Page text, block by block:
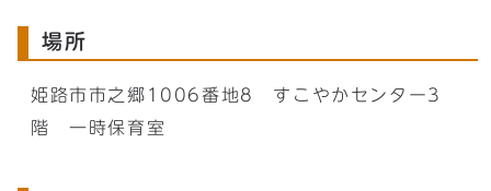
場所
姫路市市之郷1006番地8 すこやかセンター3
階 一時保育室